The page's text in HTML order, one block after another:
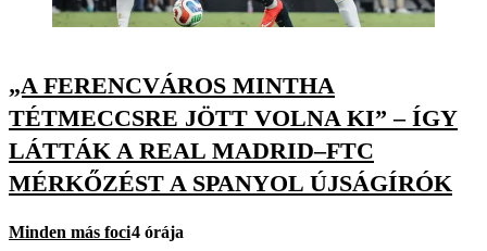
„A FERENCVÁROS MINTHA
TÉTMECCSRE JÖTT VOLNA KI” – ÍGY
LÁTTÁK A REAL MADRID–FTC
MÉRKŐZÉST A SPANYOL ÚJSÁGÍRÓK
Minden más foci4 órája